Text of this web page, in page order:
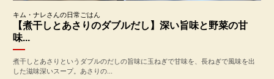
キム・ナレさんの日常ごはん
【煮干しとあさりのダブルだし】深い旨味と野菜の甘
味...
煮干しとあさりというダブルのだしの旨味に玉ねぎで甘味を、長ねぎで風味を出
した滋味深いスープ。あさりの...